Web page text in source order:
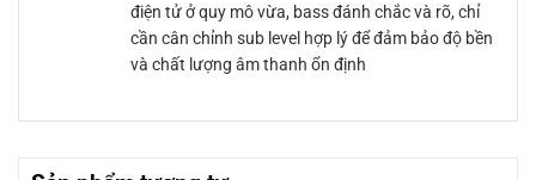
điện tử ở quy mô vừa, bass đánh chắc và rõ, chỉ
cần cân chỉnh sub level hợp lý để đảm bảo độ bền
và chất lượng âm thanh ổn định